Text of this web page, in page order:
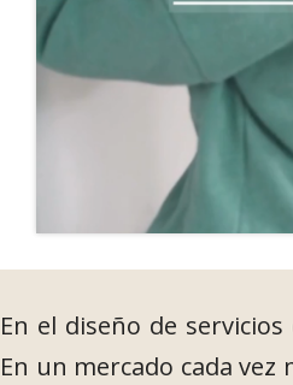
En el diseño de
En un mercado cada